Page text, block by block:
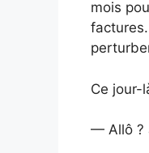
mois
Ce jour-
— Allô ?